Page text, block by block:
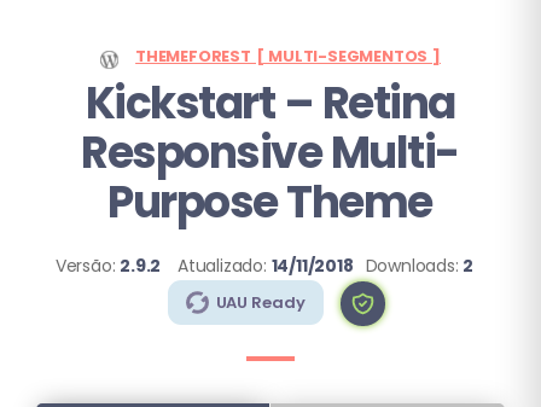
THEMEFOREST [ MULTI-SEGMENTOS ]
Kickstart– Retina
Responsive Multi-
Purpose Theme
Versão: 2.9.2 Atualizado: 14/11/2018 Downloads: 2
UAU Ready